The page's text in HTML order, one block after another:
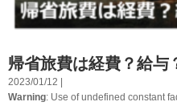
帰省旅費は経費？給与
2023/01/12 |
Warning: Use of undefined constant